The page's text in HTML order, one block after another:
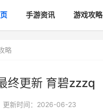
手游资讯 游戏攻略
略
终更新 育碧zzzq
更新时间：2026-06-23